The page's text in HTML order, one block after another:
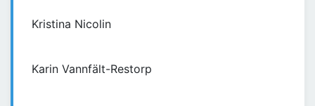
Kristina Nicolin
Karin Vannfält-Restorp